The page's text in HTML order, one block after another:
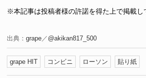
※本記事は投稿者様の許諾を得た上で掲載し
出典： grape／ @akikan817_500
grape HIT コンビニ ローソン 貼り紙